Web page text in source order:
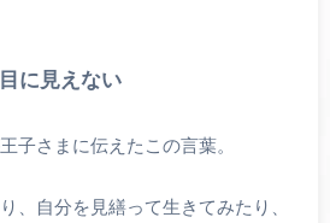
に見えない
子さまに伝えたこの言葉。
、自分を見繕って生きてみたり、